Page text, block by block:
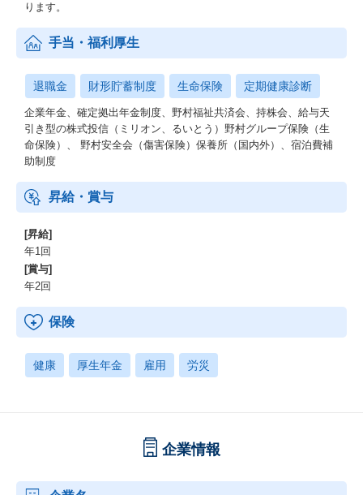
ります。
手当・福利厚生
退職金 財形貯蓄制度 生命保険 定期健康診断
企業年金、確定拠出年金制度、野村福祉共済会、持株会、給与天
引き型の株式投信（ミリオン、るいとう）野村グループ保険（生
命保険）、 野村安全会（傷害保険）保養所（国内外）、宿泊費補
助制度
昇給・賞与
[昇給]
年1回
[賞与]
年2回
保険
健康 厚生年金 雇用 労災
企業情報